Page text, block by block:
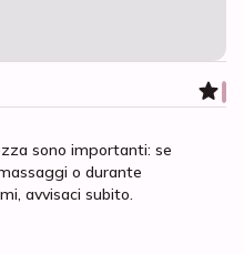
sono importanti: se
o durante
avvisaci subito.